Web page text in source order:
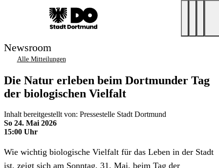
Newsroom
Alle Mitteilungen
Die Natur erleben beim Dortmunder Tag
der biologischen Vielfalt
Inhalt bereitgestellt von: Pressestelle Stadt Dortmund
So 24. Mai 2026
15:00 Uhr
Wie wichtig biologische Vielfalt für das Leben in der Stadt
ist, zeigt sich am Sonntag, 31. Mai, beim Tag der